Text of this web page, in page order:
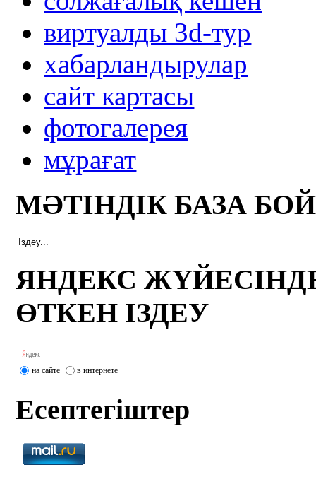
виртуалды 3d-тур
xабарландырулар
сайт картасы
фотогалерея
мұрағат
МӘТІНДІК БАЗА
ЯНДЕКС
ӨТКЕН ІЗДЕУ
на сайте в интернете
Есептегіштер